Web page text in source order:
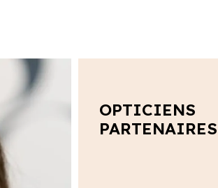
OPTICIENS
PARTENAIRES